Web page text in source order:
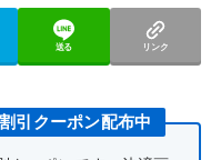
送る リンク
引クーポン配布中